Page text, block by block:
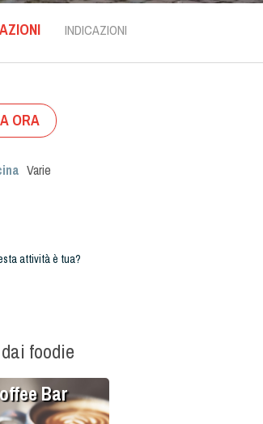
INDICAZIONI
ORA
Varie
attività è tua?
foodie
Bar